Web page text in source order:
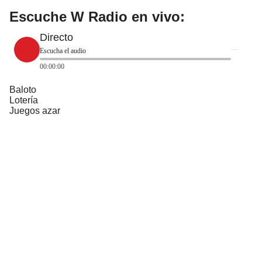
Escuche W Radio en vivo:
Directo
Escucha el audio
00:00:00
Baloto
Lotería
Juegos azar